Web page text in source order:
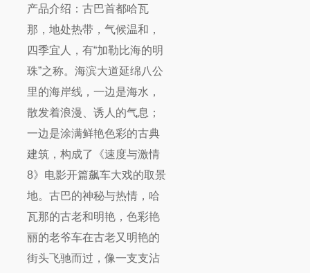
产品介绍：古巴首都哈瓦
那，地处热带，气候温和，
四季宜人，有“加勒比海的明
珠”之称。海滨大道延绵八公
里的海岸线，一边是海水，
散发着浪漫、诱人的气息；
一边是涂满鲜艳色彩的古典
建筑，构成了《速度与激情
8》电影开篇飙车大戏的取景
地。古巴的神秘与热情，哈
瓦那的古老和明艳，色彩艳
丽的老爷车在古老又明艳的
街头飞驰而过，像一支支沾